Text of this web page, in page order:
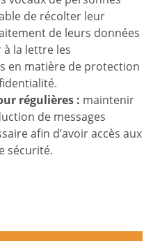
de récolter leur
de leurs données
la lettre les
en matière de protection
régulières : maintenir
de messages
afin d’avoir accès aux
sécurité.